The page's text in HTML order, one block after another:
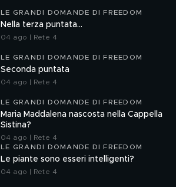
LE GRANDI DOMANDE DI FREEDOM
Nella terza puntata...
04 ago | Rete 4
LE GRANDI DOMANDE DI FREEDOM
Seconda puntata
04 ago | Rete 4
LE GRANDI DOMANDE DI FREEDOM
Maria Maddalena nascosta nella Cappella
Sistina?
04 ago | Rete 4
LE GRANDI DOMANDE DI FREEDOM
Le piante sono esseri intelligenti?
04 ago | Rete 4